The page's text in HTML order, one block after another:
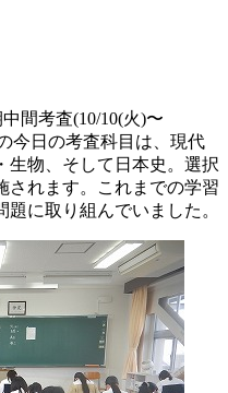
間考査(10/10(火)〜
今日の考査科目は、現代
生物、そして日本史。選択
されます。これまでの学習
に取り組んでいました。